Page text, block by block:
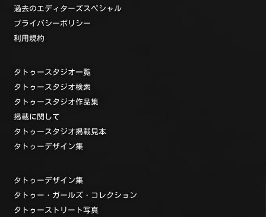
過去のエディターズスペシャル
プライバシーポリシー
利用規約
タトゥースタジオ一覧
タトゥースタジオ検索
タトゥースタジオ作品集
掲載に関して
タトゥースタジオ掲載見本
タトゥーデザイン集
タトゥーデザイン集
タトゥー・ガールズ・コレクション
タトゥーストリート写真